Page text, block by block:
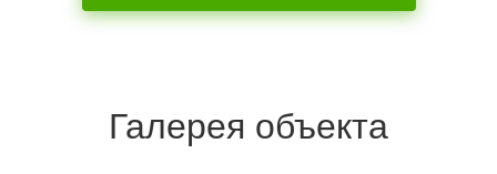
Галерея объекта